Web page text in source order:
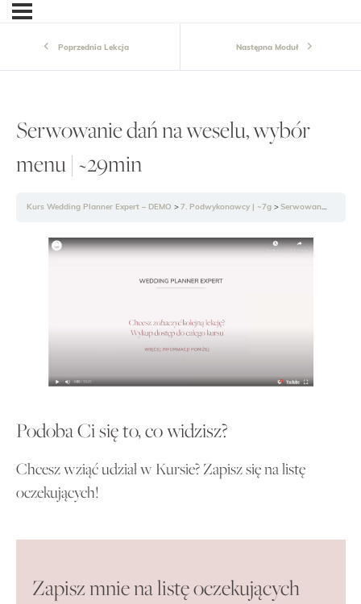
Poprzednia Lekcja Następna Moduł
Serwowanie dań na weselu, wybór
menu | ~29min
Kurs Wedding Planner Expert – DEMO 7. Podwykonawcy | ~7g Serwowanie dań na weselu, wybór menu | ~29min
Podoba Ci się to, co widzisz?
Chcesz wziąć udział w Kursie? Zapisz się na listę
oczekujących!
Zapisz mnie na listę oczekujących